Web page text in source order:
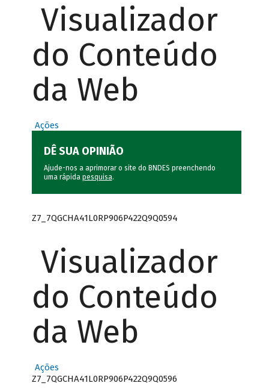
Visualizador
do Conteúdo
da Web
Ações
DÊ SUA OPINIÃO
Ajude-nos a aprimorar o site do BNDES preenchendo
uma rápida pesquisa.
Z7_7QGCHA41L0RP906P422Q9Q0594
Visualizador
do Conteúdo
da Web
Ações
Z7_7QGCHA41L0RP906P422Q9Q0596